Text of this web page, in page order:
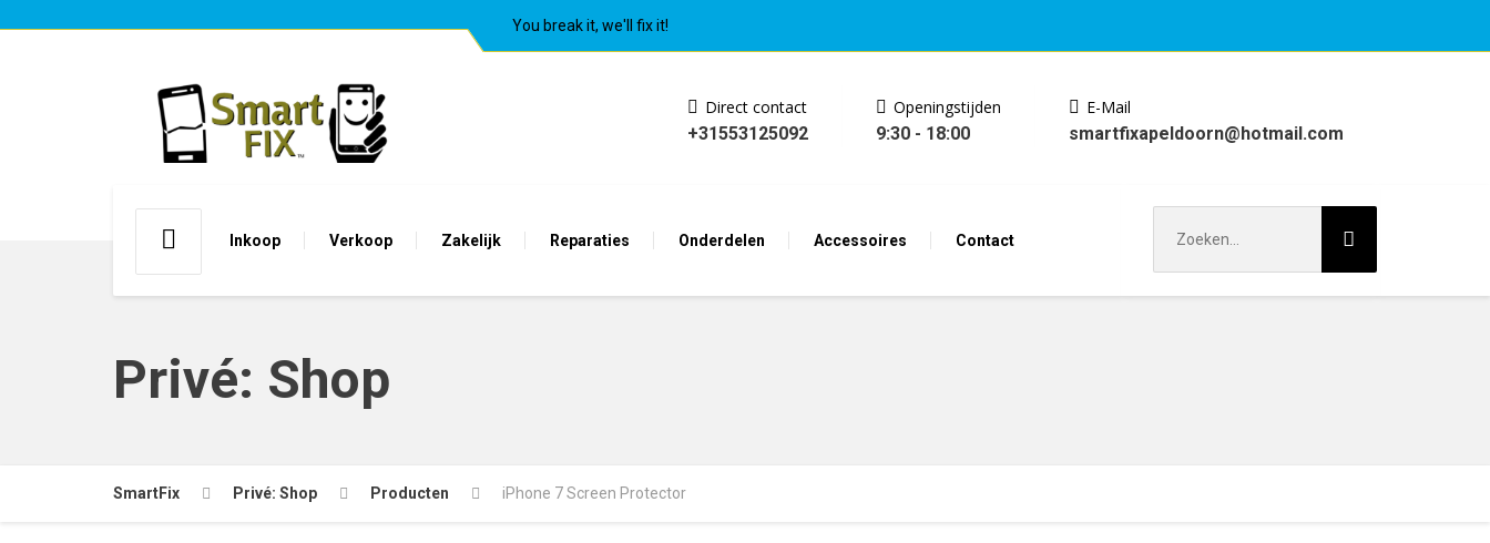
You break it, we'll fix it!
Inkoop Verkoop Zakelijk Reparaties Onderdelen Accessoires Contact
Direct contact
+31553125092
Openingstijden
9:30 - 18:00
E-Mail
smartfixapeldoorn@hotmail.com
naar:
Privé: Shop
SmartFix Privé: Shop Producten iPhone 7 Screen Protector